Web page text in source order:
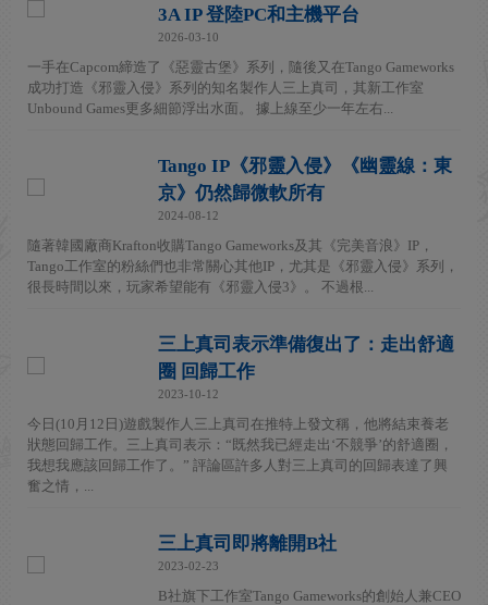
3A IP 登陸PC和主機平台
2026-03-10
一手在Capcom締造了《惡靈古堡》系列，隨後又在Tango Gameworks
成功打造《邪靈入侵》系列的知名製作人三上真司，其新工作室
Unbound Games更多細節浮出水面。 據上線至少一年左右...
Tango IP《邪靈入侵》《幽靈線：東
京》仍然歸微軟所有
2024-08-12
隨著韓國廠商Krafton收購Tango Gameworks及其《完美音浪》IP，
Tango工作室的粉絲們也非常關心其他IP，尤其是《邪靈入侵》系列，
很長時間以來，玩家希望能有《邪靈入侵3》。 不過根...
三上真司表示準備復出了：走出舒適
圈 回歸工作
2023-10-12
今日(10月12日)遊戲製作人三上真司在推特上發文稱，他將結束養老
狀態回歸工作。三上真司表示：“既然我已經走出‘不競爭’的舒適圈，
我想我應該回歸工作了。” 評論區許多人對三上真司的回歸表達了興
奮之情，...
三上真司即將離開B社
2023-02-23
B社旗下工作室Tango Gameworks的創始人兼CEO